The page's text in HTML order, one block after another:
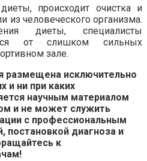
происходит очистка и
человеческого организма.
диеты, специалисты
от слишком сильных
зале.
размещена исключительно
и ни при каких
научным материалом
и не может служить
с профессиональным
постановкой диагноза и
к